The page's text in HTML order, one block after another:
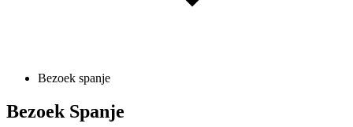
Bezoek spanje
Bezoek Spanje